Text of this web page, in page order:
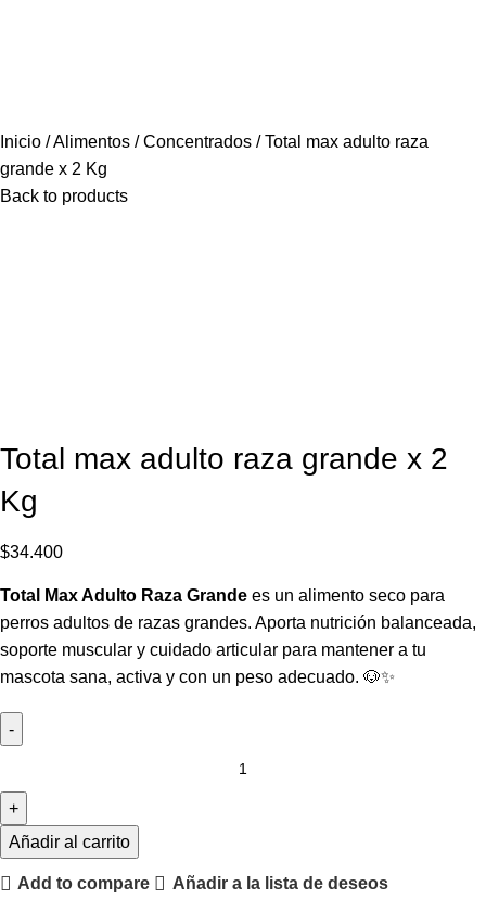
Inicio Alimentos Concentrados
Total max adulto raza
grande x 2 Kg
Back to products
Total max adulto raza grande x 2
Kg
$34.400
Total Max Adulto Raza Grande es un alimento seco para
perros adultos de razas grandes. Aporta nutrición balanceada,
soporte muscular y cuidado articular para mantener a tu
mascota sana, activa y con un peso adecuado. 🐶✨
Añadir al carrito
Add to compare Añadir a la lista de deseos